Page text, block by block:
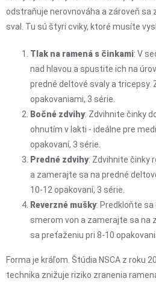
odstraňuje nerovnováha a zároveň sa
sval. Tu sú štyri cviky, ktoré musíte
Tlak na ramená s činkami: V
nad hlavou a spustite ich na
predné deltové svaly a tricepsy.
opakovaniami, 3 série.
Bočné zdvihy: Zdvihnite činky
ohnutím v lakti - ideálne pre
opakovaní, 3 série.
Predné zdvihy: Zdvihnite činky
a zamerajte sa na predné
10-12 opakovaní, 3 série.
Reverzné mušky: Predkloňte
smerom von a zamerajte sa na
sa preťaženiu pri 8-10
Forma je kráľom. Štúdia NSCA z roku
technika znižuje riziko zranenia